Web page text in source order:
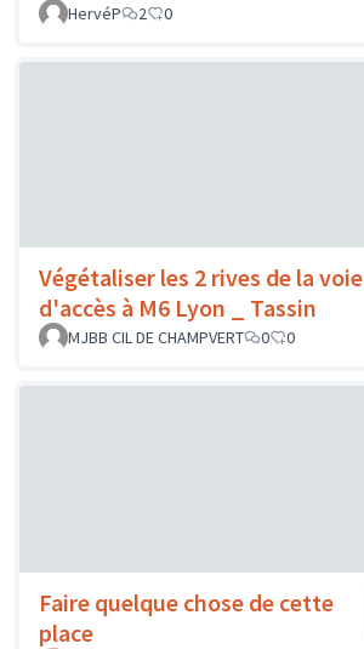
HervéP 2 0
Végétaliser les 2 rives de la voie
d'accès à M6 Lyon _ Tassin
MJBB CIL DE CHAMPVERT
0 0
Faire quelque chose de cette
place